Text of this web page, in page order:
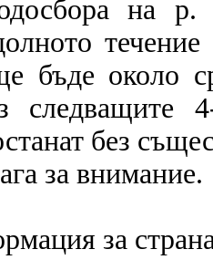
на р.
бъде около
следващите
без
за внимание.
за